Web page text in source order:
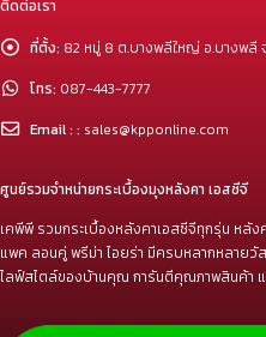
ติดต่อเรา
ที่ตั้ง: 82 หมู่ 8 ต.บางพลีใหญ่ อ.บางพลี
โทร: 087-443-7777
Email : : sales@kpponline.com
ศูนย์รวมจำหน่ายกระเบื้องมุงหลังคา เอสซีจี
เคพีพี รวมกระเบื้องหลังคาเอสซีจีทุกรุ่น หลั
แพค ลอนคู่ พรีม่า ไอยร่า มีครบหลากหลาย
ไลฟ์สไตล์ของบ้านคุณ การันตีคุณภาพสินค้า